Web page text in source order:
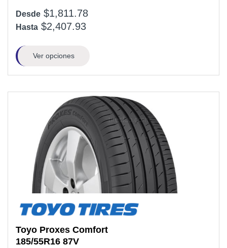
Desde $1,811.78
Hasta $2,407.93
Ver opciones
Toyo Proxes Comfort
185/55R16 87V